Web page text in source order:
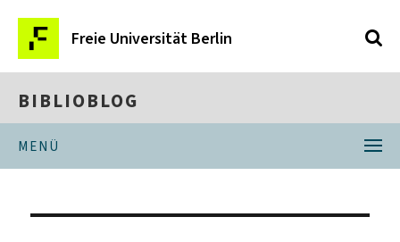
Freie Universität Berlin
BIBLIOBLOG
MENÜ